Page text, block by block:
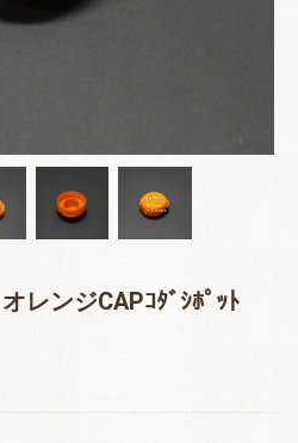
レンジCAPｺﾀﾞｼﾎﾟｯﾄ